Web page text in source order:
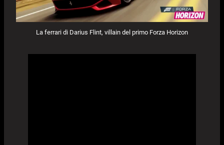
La ferrari di Darius Flint, villain del primo Forza Horizon